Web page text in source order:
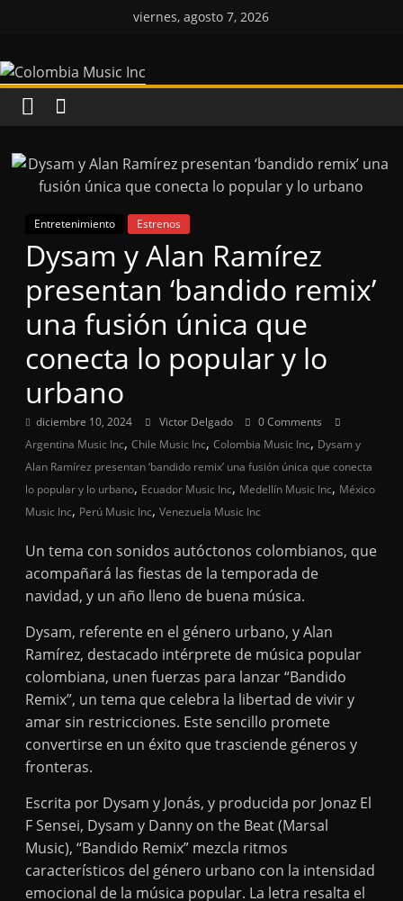
viernes, agosto 7, 2026
Colombia
Music
Inc
Music
Inc
Entretenimiento Estrenos
Dysam y Alan Ramírez
presentan ‘bandido remix’
una fusión única que
conecta lo popular y lo
urbano
diciembre 10, 2024 Victor Delgado
0 Comments
Argentina Music Inc,Chile Music Inc,Colombia Music Inc, Dysam y
Alan Ramírez presentan ‘bandido remix’ una fusión única que conecta
lo popular y lo urbano, Ecuador Music Inc, Medellín Music Inc, México
Music Inc, Perú Music Inc,Venezuela Music Inc
Un tema con sonidos autóctonos colombianos, que
acompañará las fiestas de la temporada de
navidad, y un año lleno de buena música.
Dysam, referente en el género urbano, y Alan
Ramírez, destacado intérprete de música popular
colombiana, unen fuerzas para lanzar “Bandido
Remix”, un tema que celebra la libertad de vivir y
amar sin restricciones. Este sencillo promete
convertirse en un éxito que trasciende géneros y
fronteras.
Escrita por Dysam y Jonás, y producida por Jonaz El
F Sensei, Dysam y Danny on the Beat (Marsal
Music), “Bandido Remix” mezcla ritmos
característicos del género urbano con la intensidad
emocional de la música popular. La letra resalta el